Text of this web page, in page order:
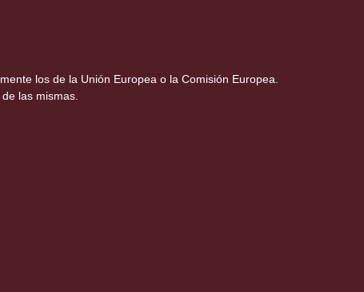
los de la Unión Europea o la Comisión Europea.
las mismas.